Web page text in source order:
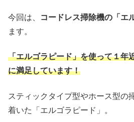
今回は、 コードレス掃除機の「エ
ます。
「エルゴラピード」を使って１年
に満足しています！
スティックタイプ型やホース型の
着いた「エルゴラピード」。